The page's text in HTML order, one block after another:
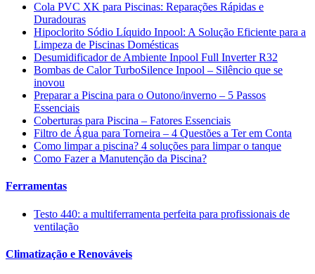
Cola PVC XK para Piscinas: Reparações Rápidas e
Duradouras
Hipoclorito Sódio Líquido Inpool: A Solução Eficiente para a
Limpeza de Piscinas Domésticas
Desumidificador de Ambiente Inpool Full Inverter R32
Bombas de Calor TurboSilence Inpool – Silêncio que se
inovou
Preparar a Piscina para o Outono/inverno – 5 Passos
Essenciais
Coberturas para Piscina – Fatores Essenciais
Filtro de Água para Torneira – 4 Questões a Ter em Conta
Como limpar a piscina? 4 soluções para limpar o tanque
Como Fazer a Manutenção da Piscina?
Ferramentas
Testo 440: a multiferramenta perfeita para profissionais de
ventilação
Climatização e Renováveis